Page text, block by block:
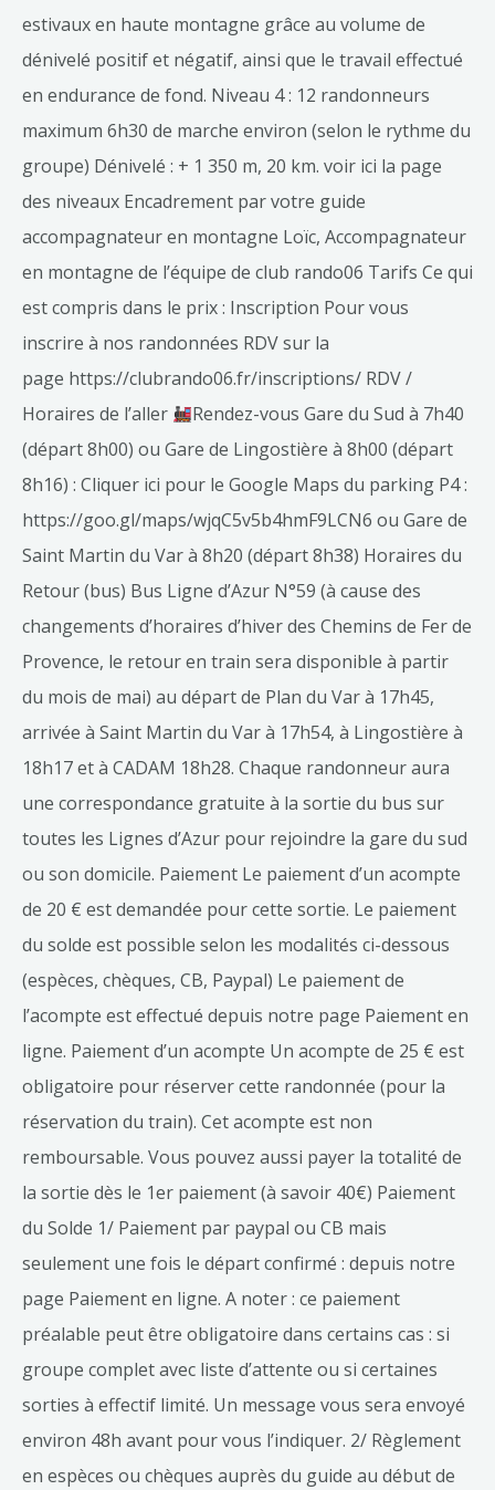
estivaux en haute montagne grâce au volume de
dénivelé positif et négatif, ainsi que le travail effectué
en endurance de fond. Niveau 4 : 12 randonneurs
maximum 6h30 de marche environ (selon le rythme du
groupe) Dénivelé : + 1 350 m, 20 km. voir ici la page
des niveaux Encadrement par votre guide
accompagnateur en montagne Loïc, Accompagnateur
en montagne de l’équipe de club rando06 Tarifs Ce qui
est compris dans le prix : Inscription Pour vous
inscrire à nos randonnées RDV sur la
page https://clubrando06.fr/inscriptions/ RDV /
Horaires de l’aller
Rendez-vous Gare du Sud à 7h40
(départ 8h00) ou Gare de Lingostière à 8h00 (départ
8h16) : Cliquer ici pour le Google Maps du parking P4 :
https://goo.gl/maps/wjqC5v5b4hmF9LCN6 ou Gare de
Saint Martin du Var à 8h20 (départ 8h38) Horaires du
Retour (bus) Bus Ligne d’Azur N°59 (à cause des
changements d’horaires d’hiver des Chemins de Fer de
Provence, le retour en train sera disponible à partir
du mois de mai) au départ de Plan du Var à 17h45,
arrivée à Saint Martin du Var à 17h54, à Lingostière à
18h17 et à CADAM 18h28. Chaque randonneur aura
une correspondance gratuite à la sortie du bus sur
toutes les Lignes d’Azur pour rejoindre la gare du sud
ou son domicile. Paiement Le paiement d’un acompte
de 20 € est demandée pour cette sortie. Le paiement
du solde est possible selon les modalités ci-dessous
(espèces, chèques, CB, Paypal) Le paiement de
l’acompte est effectué depuis notre page Paiement en
ligne. Paiement d’un acompte Un acompte de 25 € est
obligatoire pour réserver cette randonnée (pour la
réservation du train). Cet acompte est non
remboursable. Vous pouvez aussi payer la totalité de
la sortie dès le 1er paiement (à savoir 40€) Paiement
du Solde 1/ Paiement par paypal ou CB mais
seulement une fois le départ confirmé : depuis notre
page Paiement en ligne. A noter : ce paiement
préalable peut être obligatoire dans certains cas : si
groupe complet avec liste d’attente ou si certaines
sorties à effectif limité. Un message vous sera envoyé
environ 48h avant pour vous l’indiquer. 2/ Règlement
en espèces ou chèques auprès du guide au début de